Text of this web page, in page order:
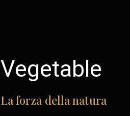
Vegetable
La forza della natura